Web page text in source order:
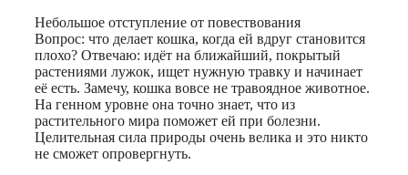
Небольшое отступление от повествования
Вопрос: что делает кошка, когда ей вдруг становится
плохо? Отвечаю: идёт на ближайший, покрытый
растениями лужок, ищет нужную травку и начинает
её есть. Замечу, кошка вовсе не травоядное животное.
На генном уровне она точно знает, что из
растительного мира поможет ей при болезни.
Целительная сила природы очень велика и это никто
не сможет опровергнуть.